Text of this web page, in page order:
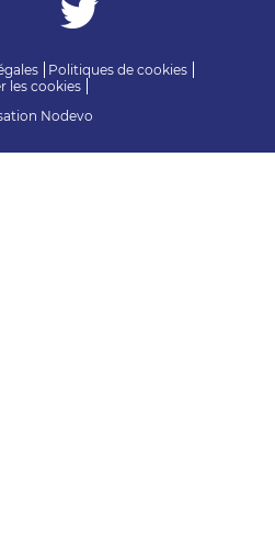
Politiques de cookies
les cookies
Nodevo